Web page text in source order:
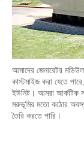
আমাদের জেনারেটর
কাস্টমাইজ করা যেতে
ইউনিট। আমরা আর্কটিক
মরুভূমির মতো কঠোর
তৈরি করতে পারি।